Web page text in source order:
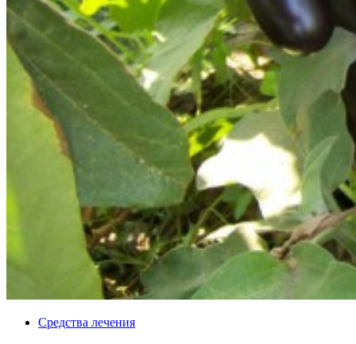
Средства лечения